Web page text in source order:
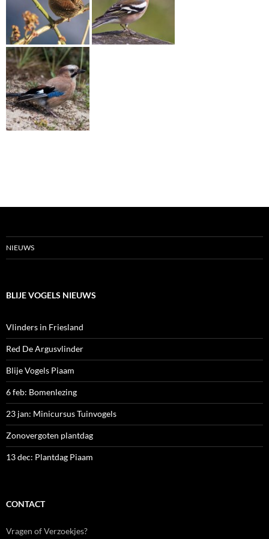
NIEUWS
BLIJE VOGELS NIEUWS
Vlinders in Friesland
Red De Argusvlinder
Blije Vogels Piaam
6 feb: Bomenlezing
23 jan: Minicursus Tuinvogels
Zonovergoten plantdag
13 dec: Plantdag Piaam
CONTACT
Vragen of Verzoekjes?